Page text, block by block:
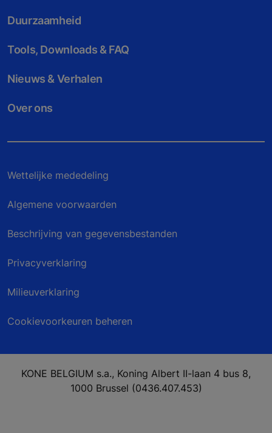
Duurzaamheid
Tools, Downloads & FAQ
Nieuws & Verhalen
Over ons
Wettelijke mededeling
Algemene voorwaarden
Beschrijving van gegevensbestanden
Privacyverklaring
Milieuverklaring
Cookievoorkeuren beheren
KONE BELGIUM s.a., Koning Albert II-laan 4 bus 8,
1000 Brussel (0436.407.453)